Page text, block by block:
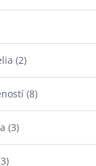
(2)
(8)
(3)